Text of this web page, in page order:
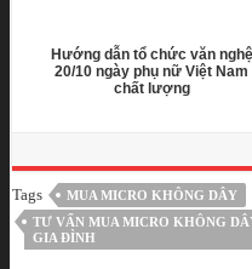
Hướng dẫn tổ chức văn nghệ
20/10 ngày phụ nữ Việt Nam
chất lượng
Tags
MUA MICRO KHÔNG DÂY
TƯ VẤN MUA MICRO KHÔNG
GIA ĐÌNH